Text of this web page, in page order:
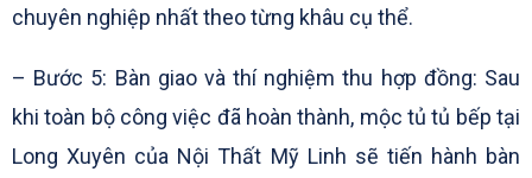
chuyên nghiệp nhất theo từng khâu cụ thể.
– Bước 5: Bàn giao và thí nghiệm thu hợp đồng: Sau
khi toàn bộ công việc đã hoàn thành, mộc tủ tủ bếp tại
Long Xuyên của Nội Thất Mỹ Linh sẽ tiến hành bàn